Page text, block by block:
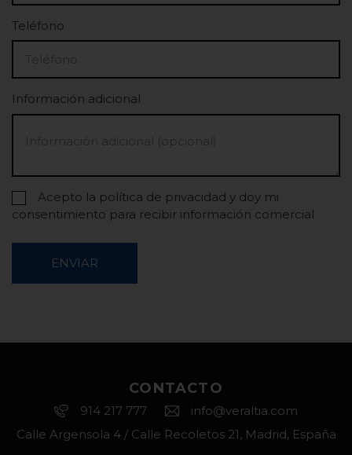
Teléfono
Información adicional
Acepto la política de privacidad y doy mi
consentimiento para recibir información comercial
ENVIAR
CONTACTO
914 217 777
info@veraltia.com
Calle Argensola 4 / Calle Recoletos 21, Madrid, España